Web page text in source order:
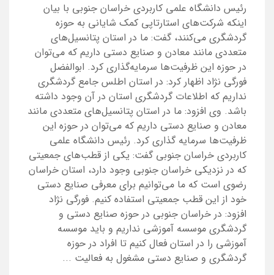
رئیس دانشگاه علمی کاربردی خراسان جنوبی با بیان
اینکه شرکت‌های استارتاپی کمک شایانی به حوزه
گردشگری می‌کنند، گفت: ما در استان پتانسیل‌های
متعددی مانند معادن و صنایع دستی داریم که می‌توان
در حوزه این ظرفیت‌ها سرمایه‌گذاری کرد. ابوالفضل
فورگی نژاد اظهار کرد: در استان اطلس جامع گردشگری
نداریم که اطلاعات گردشگری استان در آن وجود داشته
باشد. وی افزود: ما در استان پتانسیل‌های متعددی مانند
معادن و صنایع دستی داریم که می‌توان در حوزه این
ظرفیت‌ها سرمایه گذاری کرد. رئیس دانشگاه علمی
کاربردی خراسان جنوبی گفت: یکی از قطب‌های جمعیتی
که در نزدیکی خراسان جنوبی وجود دارد، استان خراسان
رضوی است که ما می‌توانیم برای معرفی صنایع دستی
خود از این قطب جمعیتی استفاده کنیم. فورگی نژاد
افزود: در خراسان جنوبی در حوزه صنایع دستی و
گردشگری موسسه آموزشی نداریم و باید موسسه
آموزشی را در استان فعال کنیم تا افراد در حوزه
گردشگری و صنایع دستی مشغول به فعالیت ...